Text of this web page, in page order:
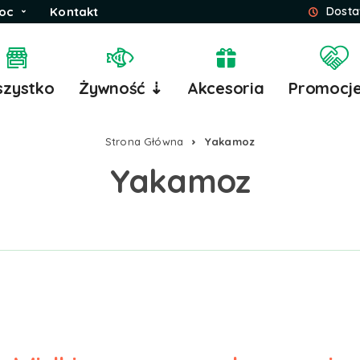
Kontakt
Żywność ⇣ Akcesoria
Strona Główna Yakamoz
Yakamoz